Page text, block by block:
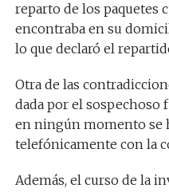
reparto de los paquetes
encontraba en su
lo que declaró el
Otra de las
dada por el sospechoso
en ningún momento se
telefónicamente con la
Además, el curso de la